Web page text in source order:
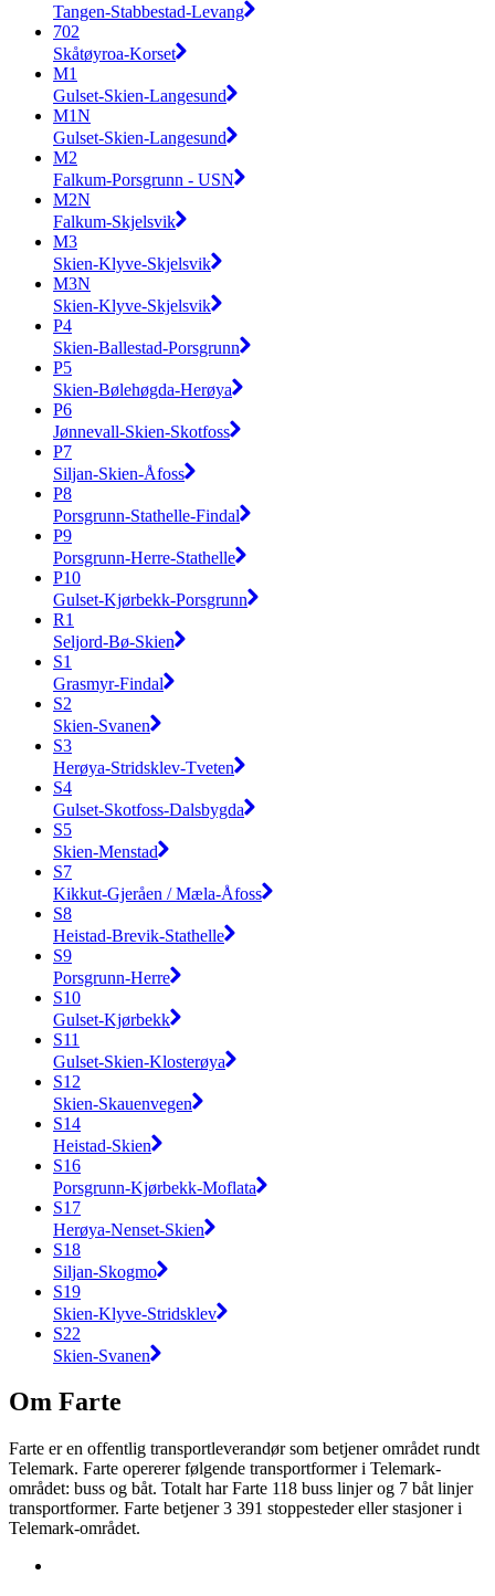
Tangen-Stabbestad-Levang
702
Skåtøyroa-Korset
M1
Gulset-Skien-Langesund
M1N
Gulset-Skien-Langesund
M2
Falkum-Porsgrunn - USN
M2N
Falkum-Skjelsvik
M3
Skien-Klyve-Skjelsvik
M3N
Skien-Klyve-Skjelsvik
P4
Skien-Ballestad-Porsgrunn
P5
Skien-Bølehøgda-Herøya
P6
Jønnevall-Skien-Skotfoss
P7
Siljan-Skien-Åfoss
P8
Porsgrunn-Stathelle-Findal
P9
Porsgrunn-Herre-Stathelle
P10
Gulset-Kjørbekk-Porsgrunn
R1
Seljord-Bø-Skien
S1
Grasmyr-Findal
S2
Skien-Svanen
S3
Herøya-Stridsklev-Tveten
S4
Gulset-Skotfoss-Dalsbygda
S5
Skien-Menstad
S7
Kikkut-Gjeråen / Mæla-Åfoss
S8
Heistad-Brevik-Stathelle
S9
Porsgrunn-Herre
S10
Gulset-Kjørbekk
S11
Gulset-Skien-Klosterøya
S12
Skien-Skauenvegen
S14
Heistad-Skien
S16
Porsgrunn-Kjørbekk-Moflata
S17
Herøya-Nenset-Skien
S18
Siljan-Skogmo
S19
Skien-Klyve-Stridsklev
S22
Skien-Svanen
Om Farte
Farte er en offentlig transportleverandør som betjener området rundt
Telemark. Farte opererer følgende transportformer i Telemark-
området: buss og båt. Totalt har Farte 118 buss linjer og 7 båt linjer
transportformer. Farte betjener 3 391 stoppesteder eller stasjoner i
Telemark-området.